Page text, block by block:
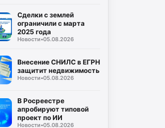
Сделки с землей
ограничили с марта
2025 года
Новости•05.08.2026
Внесение СНИЛС в ЕГРН
защитит недвижимость
Новости•05.08.2026
В Росреестре
апробируют типовой
проект по ИИ
Новости•05.08.2026